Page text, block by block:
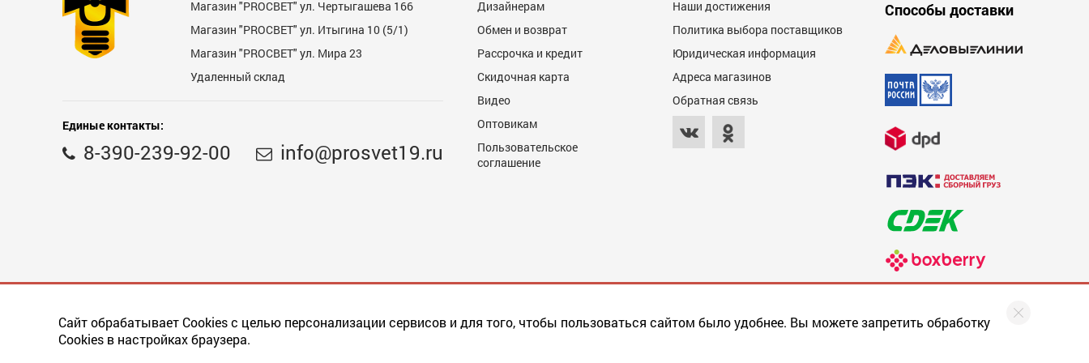
Недостатки 600
Сайт обрабатывает Cookies с целью персонализации сервисов и для того, чтобы пользоваться сайтом было удобнее. Вы можете запретить обработку
Cookies в настройках браузера.
Магазин "PROCBET" ул. Чертыгашева 166
Магазин "PROCBET" ул. Итыгина 10 (5/1)
Магазин "PROСВЕТ" ул. Мира 23
Удаленный склад
Единые контакты:
8-390-239-92-00 info@prosvet19.ru
Дизайнерам
Обмен и возврат
Рассрочка и кредит
Скидочная карта
Видео
Оптовикам
Пользовательское
соглашение
Наши достижения
Политика выбора поставщиков
Юридическая информация
Адреса магазинов
Обратная связь
Способы доставки